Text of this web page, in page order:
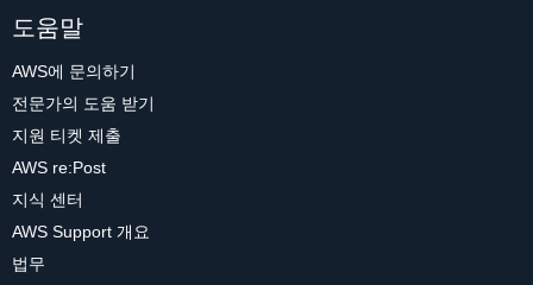
도움말
AWS에 문의하기
전문가의 도움 받기
지원 티켓 제출
AWS re:Post
지식 센터
AWS Support 개요
법무